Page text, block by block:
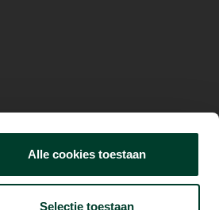
Alle cookies toestaan
Selectie toestaan